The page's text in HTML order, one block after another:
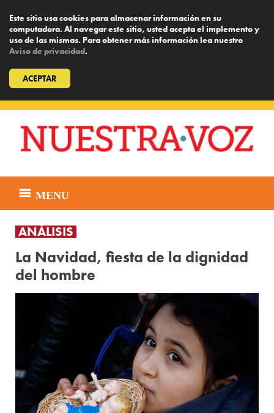
Este sitio usa cookies para almacenar información en su
computadora. Al navegar este sitio, usted acepta el implemento y
uso de las mismas. Para obtener más información lea nuestro
Aviso de privacidad.
ACEPTAR
content
MENU
ANÁLISIS
La Navidad, fiesta de la dignidad
del hombre